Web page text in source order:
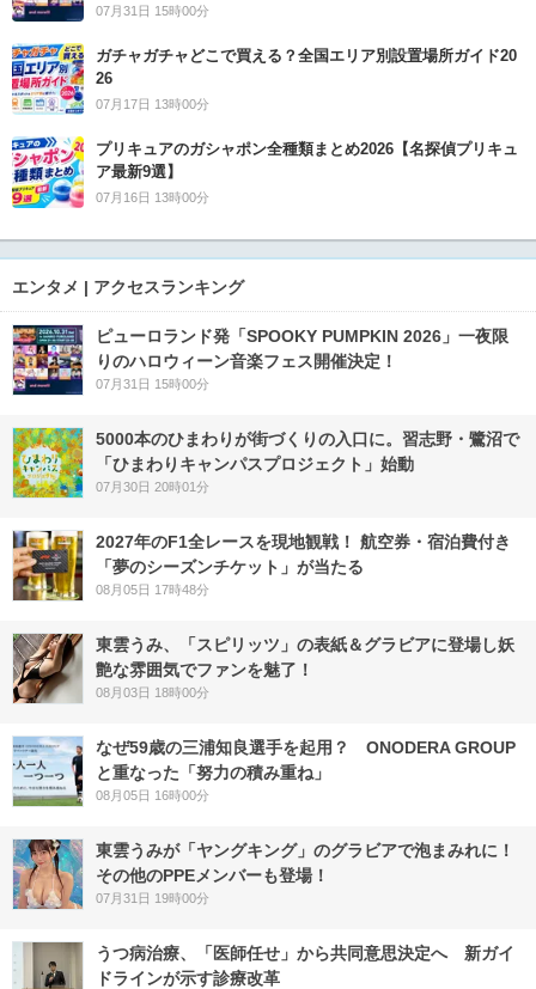
07月31日 15時00分
ガチャガチャどこで買える？全国エリア別設置場所ガイド20
26
07月17日 13時00分
プリキュアのガシャポン全種類まとめ2026【名探偵プリキュ
ア最新9選】
07月16日 13時00分
エンタメ | アクセスランキング
ピューロランド発「SPOOKY PUMPKIN 2026」一夜限
りのハロウィーン音楽フェス開催決定！
07月31日 15時00分
5000本のひまわりが街づくりの入口に。習志野・鷺沼で
「ひまわりキャンパスプロジェクト」始動
07月30日 20時01分
2027年のF1全レースを現地観戦！ 航空券・宿泊費付き
「夢のシーズンチケット」が当たる
08月05日 17時48分
東雲うみ、「スピリッツ」の表紙＆グラビアに登場し妖
艶な雰囲気でファンを魅了！
08月03日 18時00分
なぜ59歳の三浦知良選手を起用？ ONODERA GROUP
と重なった「努力の積み重ね」
08月05日 16時00分
東雲うみが「ヤングキング」のグラビアで泡まみれに！
その他のPPEメンバーも登場！
07月31日 19時00分
うつ病治療、「医師任せ」から共同意思決定へ 新ガイ
ドラインが示す診療改革